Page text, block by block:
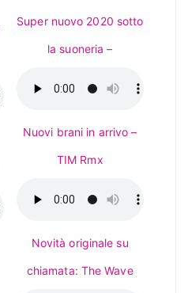
Super nuovo 2020 sotto
la suoneria –
Nuovi brani in arrivo –
TIM Rmx
Novità originale su
chiamata: The Wave